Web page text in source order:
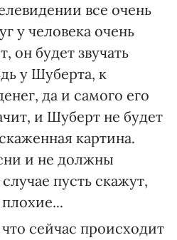
все очень
у человека очень
он будет звучать
у Шуберта, к
да и самого его
и Шуберт не будет
картина.
и не должны
пусть скажут,
сейчас происходит